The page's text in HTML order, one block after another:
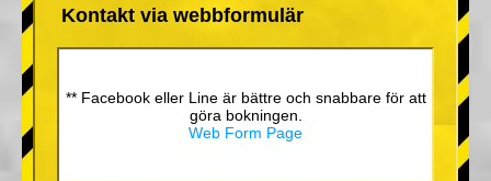
Kontakt via webbformulär
** Facebook eller Line är bättre och snabbare för att
göra bokningen.
Web Form Page